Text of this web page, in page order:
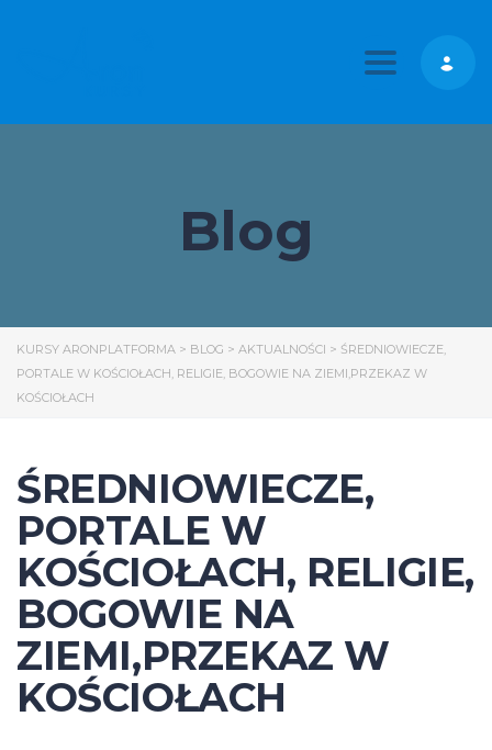
Toggle
Blog
KURSY ARONPLATFORMA > BLOG > AKTUALNOŚCI > ŚREDNIOWIECZE,
PORTALE W KOŚCIOŁACH, RELIGIE, BOGOWIE NA ZIEMI,PRZEKAZ W
KOŚCIOŁACH
ŚREDNIOWIECZE,
PORTALE W
KOŚCIOŁACH, RELIGIE,
BOGOWIE NA
ZIEMI,PRZEKAZ W
KOŚCIOŁACH